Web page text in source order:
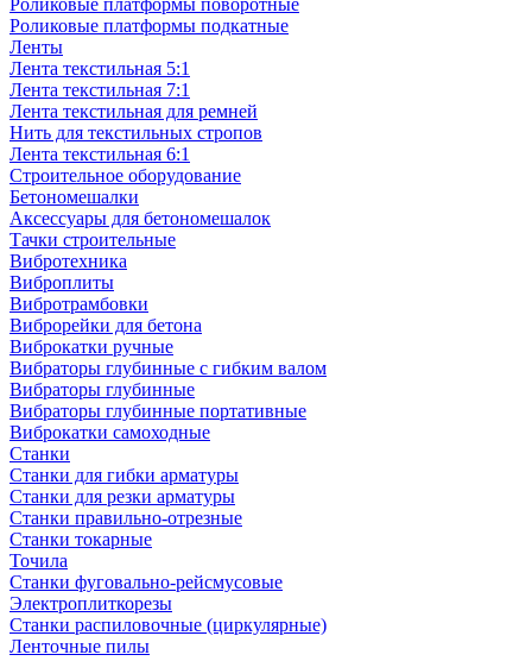
Роликовые платформы поворотные
Роликовые платформы подкатные
Ленты
Лента текстильная 5:1
Лента текстильная 7:1
Лента текстильная для ремней
Нить для текстильных стропов
Лента текстильная 6:1
Строительное оборудование
Бетономешалки
Аксессуары для бетономешалок
Тачки строительные
Вибротехника
Виброплиты
Вибротрамбовки
Виброрейки для бетона
Виброкатки ручные
Вибраторы глубинные с гибким валом
Вибраторы глубинные
Вибраторы глубинные портативные
Виброкатки самоходные
Станки
Станки для гибки арматуры
Станки для резки арматуры
Станки правильно-отрезные
Станки токарные
Точила
Станки фуговально-рейсмусовые
Электроплиткорезы
Станки распиловочные (циркулярные)
Ленточные пилы